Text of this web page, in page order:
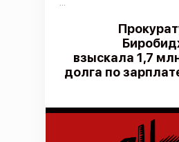
взыскала 1,7
долга по